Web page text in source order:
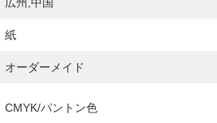
紙
オーダーメイド
CMYK/パントン色